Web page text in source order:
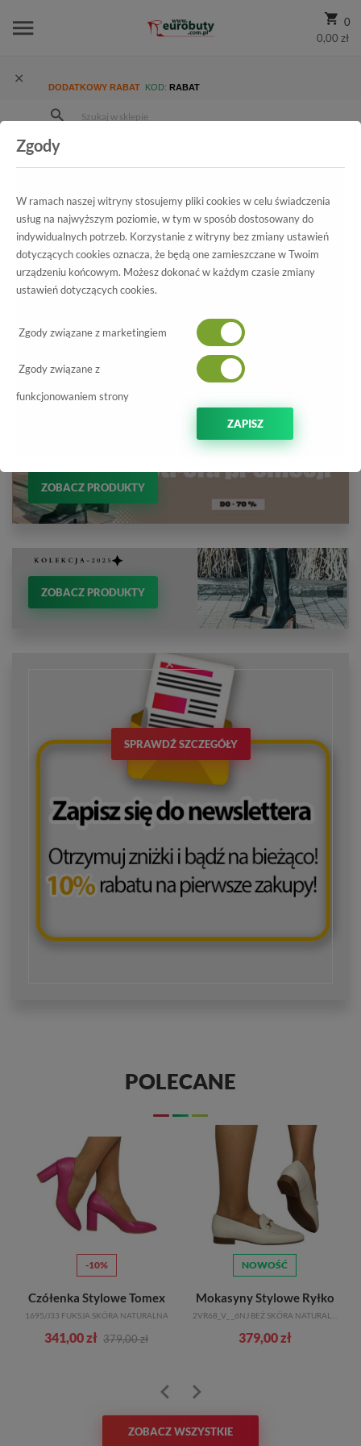
0
0,00 zł
DODATKOWY RABAT KOD: RABAT
ZOBACZ PRODUKTY
ZOBACZ PRODUKTY
ZOBACZ PRODUKTY
ZOBACZ PRODUKTY
ZOBACZ PRODUKTY
ZOBACZ PRODUKTY
ZOBACZ PRODUKTY
ZOBACZ PRODUKTY
SPRAWDŹ SZCZEGÓŁY
POLECANE
-10%
Czółenka Stylowe Tomex
1695/J33 FUKSJA SKÓRA NATURALNA
341,00 zł 379,00 zł
NOWOŚĆ
Mokasyny Stylowe Ryłko
379,00 zł
ZOBACZ WSZYSTKIE
Zgody
W ramach naszej witryny stosujemy pliki cookies w celu świadczenia
usług na najwyższym poziomie, w tym w sposób dostosowany do
indywidualnych potrzeb. Korzystanie z witryny bez zmiany ustawień
dotyczących cookies oznacza, że będą one zamieszczane w Twoim
urządzeniu końcowym. Możesz dokonać w każdym czasie zmiany
ustawień dotyczących cookies.
Zgody związane z marketingiem
Zgody związane z
funkcjonowaniem strony
ZAPISZ